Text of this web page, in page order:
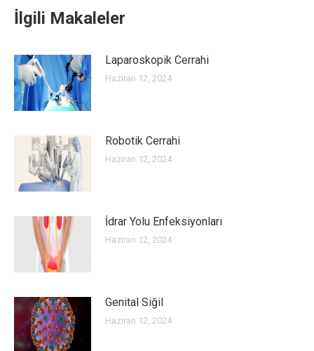
İlgili Makaleler
Laparoskopik Cerrahi
Haziran 12, 2024
Robotik Cerrahi
Haziran 12, 2024
İdrar Yolu Enfeksiyonları
Haziran 12, 2024
Genital Siğil
Haziran 12, 2024